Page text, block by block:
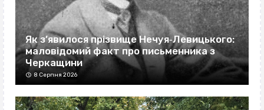
Як з’явилося прізвище Нечуя‐Левицького:
маловідомий факт про письменника з
Черкащини
8 Серпня 2026